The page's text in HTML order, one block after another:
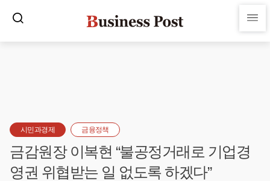
시민과경제 금융정책
금감원장 이복현 “불공정거래로 기업경
영권 위협받는 일 없도록 하겠다”